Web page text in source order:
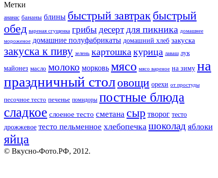
Метки
ананас бананы блины быстрый завтракбыстрый
обед вареная сгущенка грибыдесерт для пикника домашнее
мороженое домашние полуфабрикаты домашний хлеб закуска
закуска к пиву зелень картошка курица лаваш лук
майонез масло молоко морковь мясо мясо вареное на зиму на
праздничный столовощи орехи от простуды
песочное тесто печенье помидоры постные блюда
сладкое слоеное тесто сметана сыр творог тесто
дрожжевое тесто пельменное хлебопечка шоколад яблоки
яйца
© Вкусно-Фото.РФ, 2012.